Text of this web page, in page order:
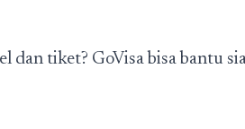
tiket? GoVisa bisa bantu